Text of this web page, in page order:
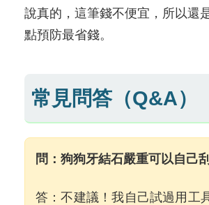
說真的，這筆錢不便宜，所以還
點預防最省錢。
常見問答（Q&A）
問：狗狗牙結石嚴重可以自己
答：不建議！我自己試過用工